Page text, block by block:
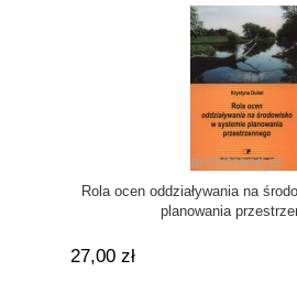
Rola ocen oddziaływania na
planowania
27,00 zł